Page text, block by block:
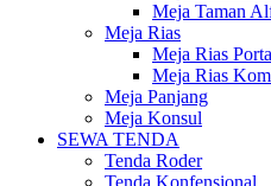
Meja Taman
Meja Rias
Meja Rias
Meja Rias
Meja Panjang
Meja Konsul
SEWA TENDA
Tenda Roder
Tenda Konfensional